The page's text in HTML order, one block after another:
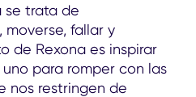
se trata de
moverse, fallar y
de Rexona es inspirar
para romper con las
nos restringen de